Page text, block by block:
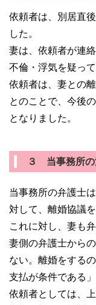
依頼者は、別居直
した。
妻は、依頼者が連
不倫・浮気を疑っ
依頼者は、妻との
とのことで、今後
となりました。
３ 当事務所の
当事務所の弁護士
対して、離婚協議
これに対し、妻も
妻側の弁護士から
ない。離婚をする
支払が条件である
依頼者としては、